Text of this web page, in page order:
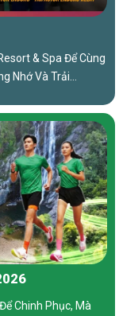
& Spa Để Cùng
Nhớ Và Trải
Chinh Phục, Mà